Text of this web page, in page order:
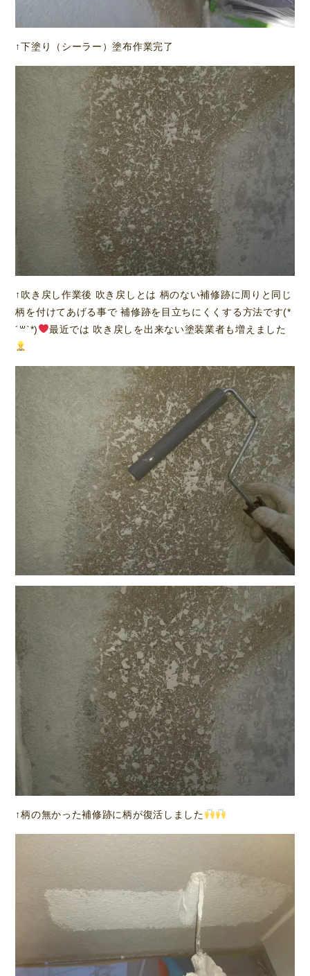
↑下塗り（シーラー）塗布作業完了
↑吹き戻し作業後 吹き戻しとは 柄のない補修跡に周りと同じ
柄を付けてあげる事で 補修跡を目立ちにくくする方法です(*
´꒳`*)
最近では 吹き戻しを出来ない塗装業者も増えました
↑柄の無かった補修跡に柄が復活しました